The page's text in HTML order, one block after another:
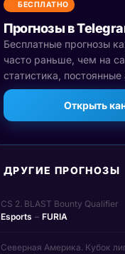
БЕСПЛАТНО
Прогнозы в
Бесплатные прогнозы
часто раньше, чем на
статистика, постоянные
Открыть
ДРУГИЕ ПРОГНОЗЫ
CS 2. BLAST Bounty Qualifier
Esports – FURIA
Северная Америка. Кубок